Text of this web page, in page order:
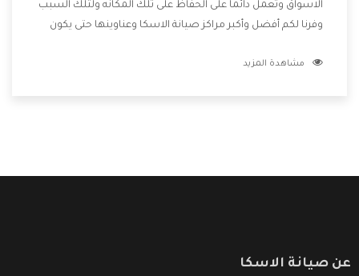
الاسواق وتعمل دائما على الحفاظ على تلك المكانه ولتلك السبب
وفرنا لكم أفضل وأكبر مراكز صيانة الاسكا وعناوينها حتى يكون
دون اى ازعاج كما أننا نهتم بكل ما يحتاجه المستهلك لكى نحافظ
مشاهدة المزيد
عن صيانة الاسكا